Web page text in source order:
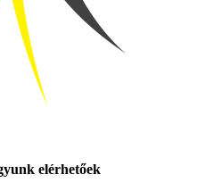
elérhetőek